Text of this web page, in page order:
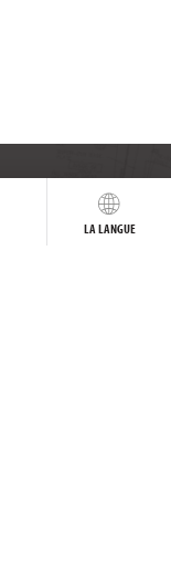
LA LANGUE